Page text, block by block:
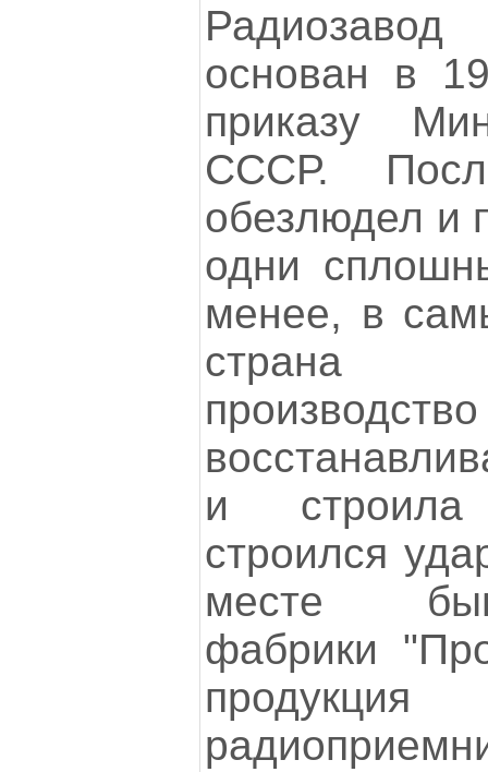
основан в
приказу
СССР.
обезлюдел и
одни
менее, в
страна
и
строился
месте
фабрики